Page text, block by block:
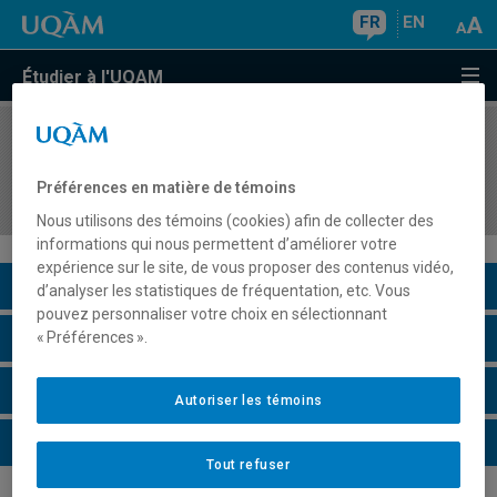
FR EN
Étudier à l'UQAM
COURS//
management
Description du cours
Horaire - Été 2026
Horaire - Automne 2026
Horaire - Hiver 2027
Préférences en matière de témoins
Nous utilisons des témoins (cookies) afin de collecter des
informations qui nous permettent d’améliorer votre
expérience sur le site, de vous proposer des contenus vidéo,
d’analyser les statistiques de fréquentation, etc. Vous
pouvez personnaliser votre choix en sélectionnant
« Préférences ».
Tout refuser
Autoriser les témoins